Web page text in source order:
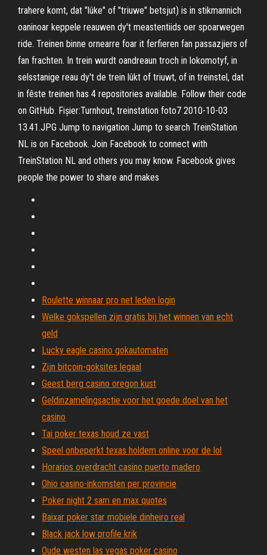
trahere komt, dat "lûke" of "triuwe" betsjut) is in stikmannich
oaninoar keppele reauwen dy't meastentiids oer spoarwegen
ride. Treinen binne ornearre foar it ferfieren fan passazjiers of
fan frachten. In trein wurdt oandreaun troch in lokomotyf, in
selsstanige reau dy't de trein lûkt of triuwt, of in treinstel, dat
in fêste treinen has 4 repositories available. Follow their code
on GitHub. Fișier:Turnhout, treinstation foto7 2010-10-03
13.41.JPG Jump to navigation Jump to search TreinStation
NL is on Facebook. Join Facebook to connect with
TreinStation NL and others you may know. Facebook gives
people the power to share and makes
Roulette winnaar pro net leden login
Welke gokspellen zijn gratis bij het winnen van echt
geld
Lucky eagle casino gokautomaten
Zijn bitcoin-goksites legaal
Geest berg casino oregon kust
Geldinzamelingsactie voor het goede doel van het
casino
Tai poker texas houd ze vast
Speel onbeperkt texas holdem online voor de lol
Horarios overdracht casino puerto madero
Ohio casino-inkomsten per provincie
Poker night 2 sam en max quotes
Baixar poker star mobiele dinheiro real
Black jack low profile krik
Oude westen las vegas poker casino